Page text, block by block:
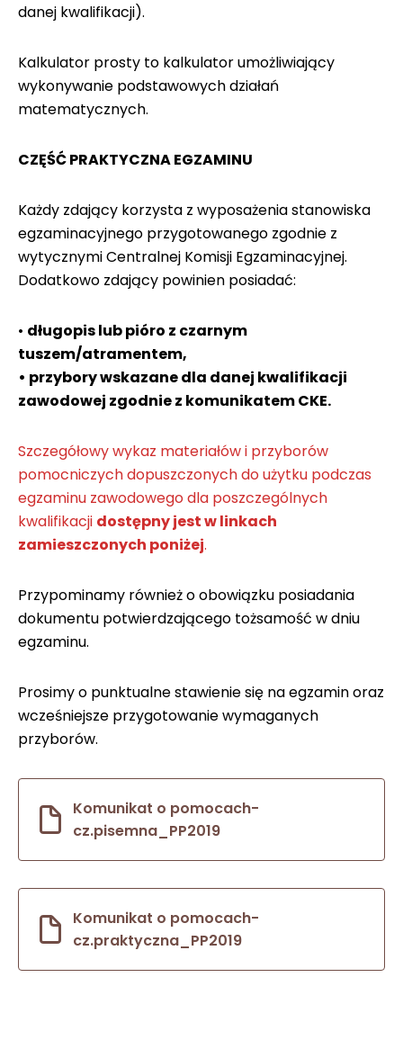
danej kwalifikacji).
Kalkulator prosty to kalkulator umożliwiający
wykonywanie podstawowych działań
matematycznych.
CZĘŚĆ PRAKTYCZNA EGZAMINU
Każdy zdający korzysta z wyposażenia stanowiska
egzaminacyjnego przygotowanego zgodnie z
wytycznymi Centralnej Komisji Egzaminacyjnej.
Dodatkowo zdający powinien posiadać:
• długopis lub pióro z czarnym
tuszem/atramentem,
• przybory wskazane dla danej kwalifikacji
zawodowej zgodnie z komunikatem CKE.
Szczegółowy wykaz materiałów i przyborów
pomocniczych dopuszczonych do użytku podczas
egzaminu zawodowego dla poszczególnych
kwalifikacji dostępny jest w linkach
zamieszczonych poniżej.
Przypominamy również o obowiązku posiadania
dokumentu potwierdzającego tożsamość w dniu
egzaminu.
Prosimy o punktualne stawienie się na egzamin oraz
wcześniejsze przygotowanie wymaganych
przyborów.
Komunikat o pomocach-
cz.pisemna_PP2019
Komunikat o pomocach-
cz.praktyczna_PP2019